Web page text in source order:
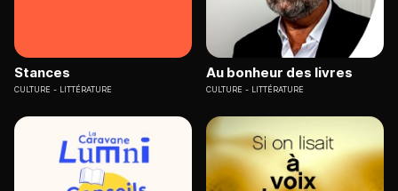
Stances
CULTURE LITTÉRATURE
Au bonheur des livres
CULTURE LITTÉRATURE